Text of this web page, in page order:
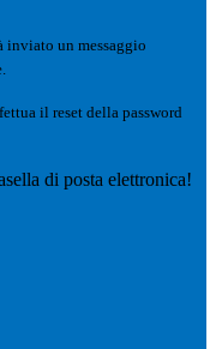
inviato un messaggio
il reset della password
di posta elettronica!